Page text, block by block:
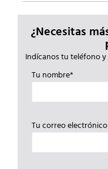
¿Necesitas
Indícanos tu teléfono
Tu nombre*
Tu correo electrónico